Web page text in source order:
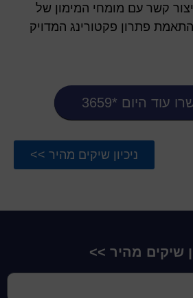
קשר עם מומחי המימון של
פתרון פקטורינג המדויק
עוד היום *3659
ניכיון שיקים מהיר >>
שיקים מהיר >>